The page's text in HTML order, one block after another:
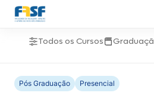
Todos os Cursos
Pós Graduação Presencial